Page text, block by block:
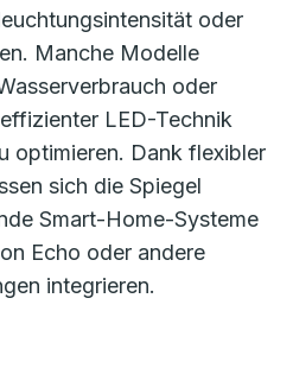
oder
Manche Modelle
oder
LED-Technik
optimieren. Dank flexibler
sich die Spiegel
Smart-Home-Systeme
Echo oder andere
integrieren.